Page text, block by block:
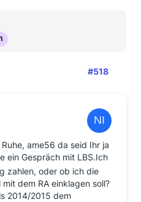
#518
ame56 da seid Ihr ja
ein Gespräch mit LBS.Ich
zahlen, oder ob ich die
dem RA einklagen soll?
2014/2015 dem